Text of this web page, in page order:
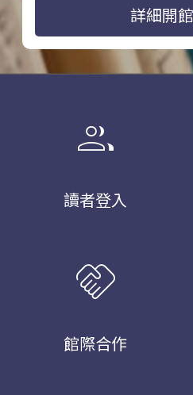
詳細開
group
讀者登入
handshake
館際合作